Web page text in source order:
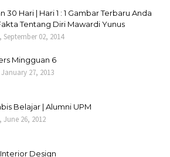
30 Hari | Hari 1 : 1 Gambar Terbaru Anda
Tentang Diri Mawardi Yunus
September 02, 2014
Mingguan 6
27, 2013
Belajar | Alumni UPM
June 26, 2012
Design